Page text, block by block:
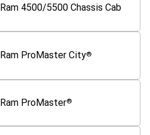
Ram 4500/5500 Chassis Cab
Ram
Chassis
Ram ProMaster City®
Ram
City
Ram ProMaster®
Ram